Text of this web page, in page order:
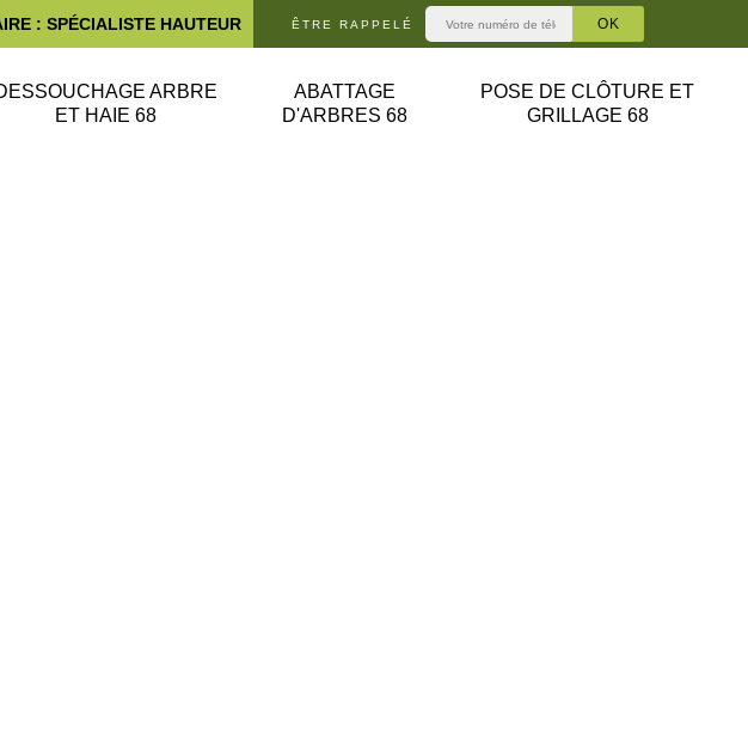
: SPÉCIALISTE HAUTEUR ÊTRE RAPPELÉ
ARBRE
ET HAIE 68
ABATTAGE
D'ARBRES 68
POSE DE CLÔTURE ET
GRILLAGE 68